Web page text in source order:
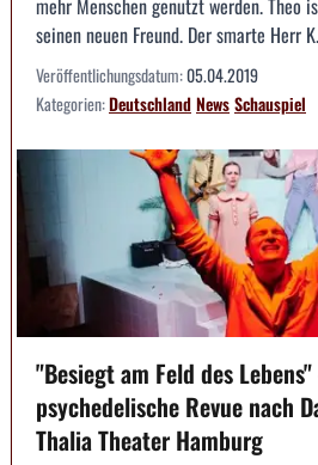
mehr Menschen genutzt werden. Theo
seinen neuen Freund. Der smarte Herr
Veröffentlichungsdatum:05.04.2019
Kategorien:DeutschlandNewsSchauspiel
"Besiegt am Feld des
psychedelische Revue nach
Thalia Theater Hamburg